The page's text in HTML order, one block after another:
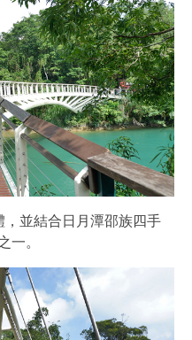
並結合日月潭邵族四手
一。